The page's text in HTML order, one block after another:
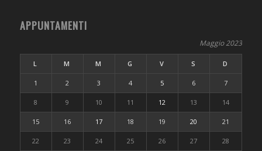
APPUNTAMENTI
Maggio 2023
L M M G V S D
1 2 3 4 5 6 7
8 9 10 11 12 13 14
15 16 17 18 19 20 21
22 23 24 25 26 27 28